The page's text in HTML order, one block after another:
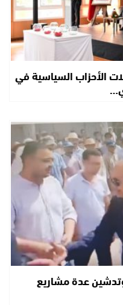
الأحزاب السياسية في
عدة مشاريع